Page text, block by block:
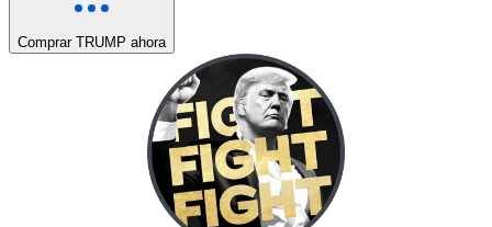
Comprar TRUMP ahora